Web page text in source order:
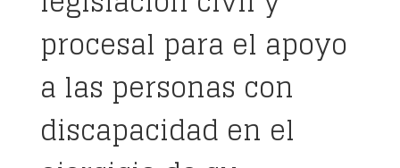
procesal para el apoyo
a las personas con
discapacidad en el